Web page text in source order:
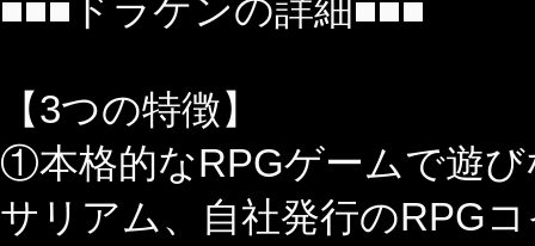
■■■ドラケンの詳細■■■
【3つの特徴】
①本格的なRPGゲームで遊
サリアム、自社発行のRPG